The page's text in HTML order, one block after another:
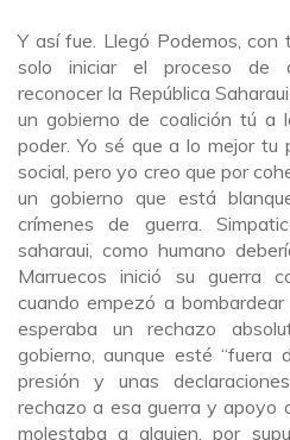
Y así fue. Llegó Podemos,
solo iniciar el proceso de
reconocer la República
un gobierno de coalición tú a
poder. Yo sé que a lo mejor tu
social, pero yo creo que por
un gobierno que está
crímenes de guerra.
saharaui, como humano
Marruecos inició su guerra
cuando empezó a
esperaba un rechazo
gobierno, aunque esté “fuera
presión y unas
rechazo a esa guerra y apoyo
molestaba a alguien, por